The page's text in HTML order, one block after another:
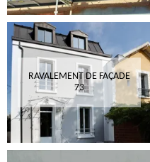
RAVALEMENT DE FAÇADE
73